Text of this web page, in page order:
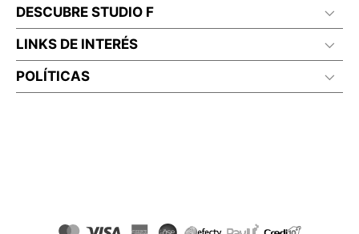
DESCUBRE STUDIO F
LINKS DE INTERÉS
POLÍTICAS